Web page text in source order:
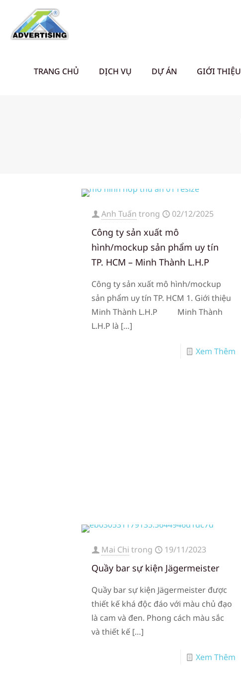
TRANG CHỦ DỊCH VỤ DỰ ÁN GIỚI THIỆU
Anh Tuấn trong 02/12/2025
Công ty sản xuất mô
hình/mockup sản phẩm uy tín
TP. HCM – Minh Thành L.H.P
Công ty sản xuất mô hình/mockup
sản phẩm uy tín TP. HCM 1. Giới thiệu
Minh Thành L.H.P Minh Thành
L.H.P là […]
Xem Thêm
Mai Chi trong 19/11/2023
Quầy bar sự kiện Jägermeister
Quầy bar sự kiện Jägermeister được
thiết kế khá độc đáo với màu chủ đạo
là cam và đen. Phong cách màu sắc
và thiết kế […]
Xem Thêm